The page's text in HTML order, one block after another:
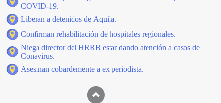
COVID-19.
Liberan a detenidos de Aquila.
Confirman rehabilitación de hospitales regionales.
Niega director del HRRB estar dando atención a casos de
Conavirus.
Asesinan cobardemente a ex periodista.